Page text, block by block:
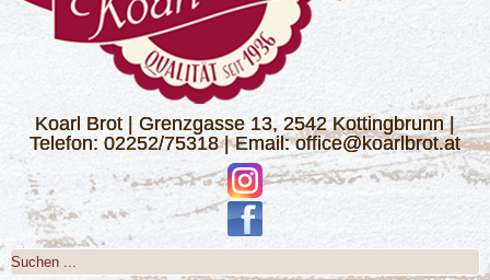
Koarl Brot | Grenzgasse 13, 2542 Kottingbrunn |
Telefon: 02252/75318 | Email: office@koarlbrot.at